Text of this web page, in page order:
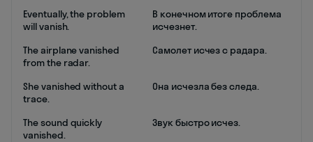
Eventually, the problem
will vanish.
В конечном итоге проблема
исчезнет.
The airplane vanished
from the radar.
Самолет исчез с радара.
She vanished without a
trace.
Она исчезла без следа.
The sound quickly
vanished.
Звук быстро исчез.